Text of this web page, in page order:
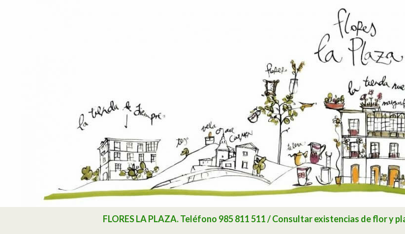
FLORES LA PLAZA. Teléfono 985 811 511 / Consultar existencias de flor y